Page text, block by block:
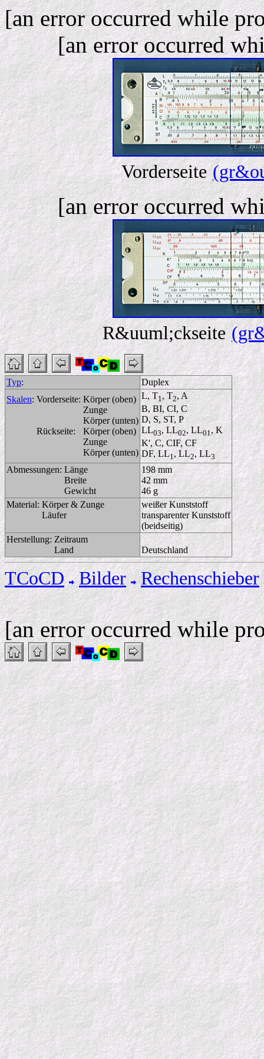
[an error occurred while
[an error occurred
Vorderseite
[an error occurred
R&uuml;ckseite
Typ:
Duplex
Skalen: Vorderseite: Körper (oben)
Zunge
Körper (unten)
Rückseite:
Körper (oben)
Zunge
Körper (unten)
L, T1, T2, A
B, BI, CI, C
D, S, ST, P
LL03, LL02, LL01, K
K', C, CIF, CF
DF, LL1, LL2, LL3
Abmessungen: Länge
Breite
Gewicht
198 mm
42 mm
46 g
Material: Körper & Zunge
Läufer
weißer Kunststoff
transparenter Kunststoff
(beidseitig)
Herstellung: Zeitraum
Land
Deutschland
TCoCD Bilder Rechenschieber
[an error occurred while